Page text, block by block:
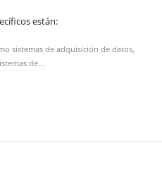
están:
sistemas de adquisición de datos,
de...